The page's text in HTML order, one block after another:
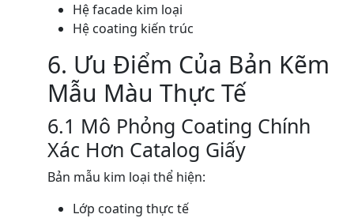
Hệ facade kim loại
Hệ coating kiến trúc
6. Ưu Điểm Của Bản Kẽm
Mẫu Màu Thực Tế
6.1 Mô Phỏng Coating Chính
Xác Hơn Catalog Giấy
Bản mẫu kim loại thể hiện:
Lớp coating thực tế